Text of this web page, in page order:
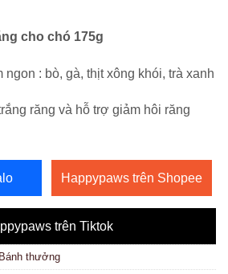
cho chó 175g
: bò, gà, thịt xông khói, trà xanh
răng và hỗ trợ giảm hôi răng
Happypaws trên Shopee
trên Tiktok
thưởng